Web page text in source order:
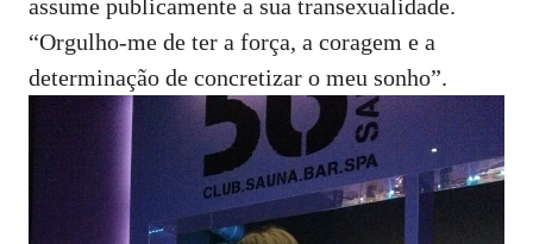
assume publicamente a sua transexualidade.
“Orgulho-me de ter a força, a coragem e a
determinação de concretizar o meu sonho”.